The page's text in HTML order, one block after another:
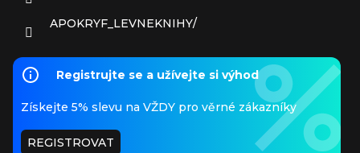
APOKRYF_LEVNEKNIHY/
Registrujte se a užívejte si výhod
Získejte 5% slevu na VŽDY pro věrné zákazníky
REGISTROVAT